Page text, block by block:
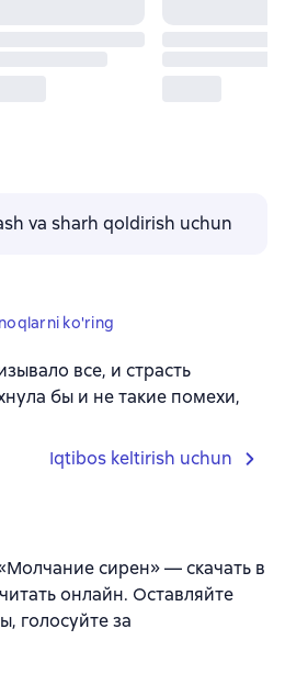
va sharh qoldirish uchun
ko'ring
все, и страсть
бы и не такие помехи,
Iqtibos keltirish uchun
сирен» — скачать в
онлайн. Оставляйте
голосуйте за